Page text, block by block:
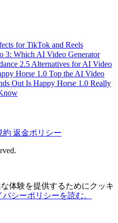
for TikTok and Reels
3: Which AI Video Generator
2.5 Alternatives for AI Video
Horse 1.0 Top the AI Video
Out Is Happy Horse 1.0 Really
約 返金ポリシー
体験を提供するためにクッキ
バシーポリシーを読む。